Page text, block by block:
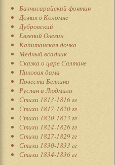
Бахчисарайский фонтан
Домик в Коломне
Дубровский
Евгений Онегин
Капитанская дочка
Медный всадник
Сказка о царе Салтане
Пиковая дама
Повести Белкина
Руслан и Людмила
Стихи 1813-1816 гг
Стихи 1817-1820 гг
Стихи 1820-1823 гг
Стихи 1824-1826 гг
Стихи 1827-1829 гг
Стихи 1830-1833 гг
Стихи 1834-1836 гг